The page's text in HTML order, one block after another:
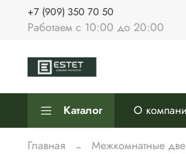
Работаем с 10:00 до 20:00
+7 (909) 350 70 50
Каталог О
Главная Межкомнатные